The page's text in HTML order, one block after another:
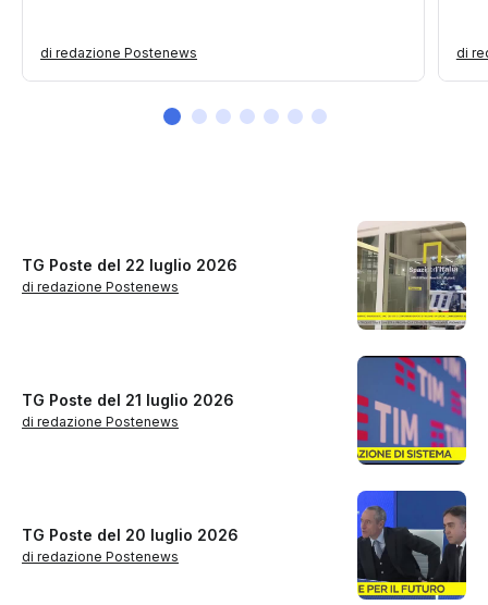
di redazione Postenews di
TG Poste del 22 luglio 2026
di redazione Postenews
TG Poste del 21 luglio 2026
di redazione Postenews
TG Poste del 20 luglio 2026
di redazione Postenews